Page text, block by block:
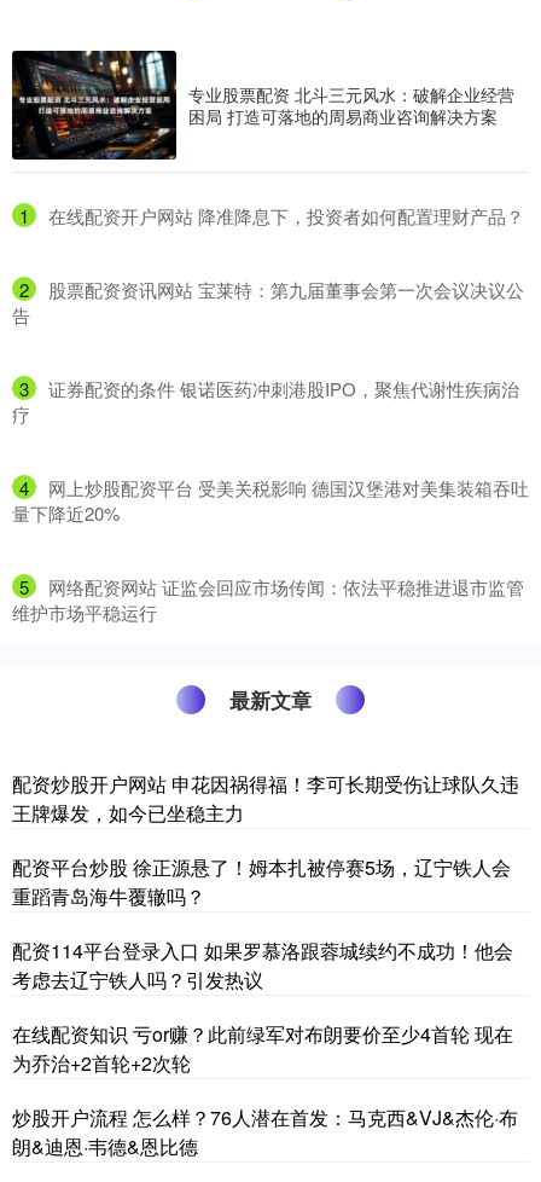
专业股票配资 北斗三元风水：破解企业经营
困局 打造可落地的周易商业咨询解决方案
1 ​在线配资开户网站 降准降息下，投资者如何配置理财产品？
2
​股票配资资讯网站 宝莱特：第九届董事会第一次会议决议公
告
3
​证券配资的条件 银诺医药冲刺港股IPO，聚焦代谢性疾病治
疗
4
​网上炒股配资平台 受美关税影响 德国汉堡港对美集装箱吞吐
量下降近20%
5
​网络配资网站 证监会回应市场传闻：依法平稳推进退市监管
维护市场平稳运行
最新文章
配资炒股开户网站 申花因祸得福！李可长期受伤让球队久违
王牌爆发，如今已坐稳主力
配资平台炒股 徐正源悬了！姆本扎被停赛5场，辽宁铁人会
重蹈青岛海牛覆辙吗？
配资114平台登录入口 如果罗慕洛跟蓉城续约不成功！他会
考虑去辽宁铁人吗？引发热议
在线配资知识 亏or赚？此前绿军对布朗要价至少4首轮 现在
为乔治+2首轮+2次轮
炒股开户流程 怎么样？76人潜在首发：马克西&VJ&杰伦·布
朗&迪恩·韦德&恩比德